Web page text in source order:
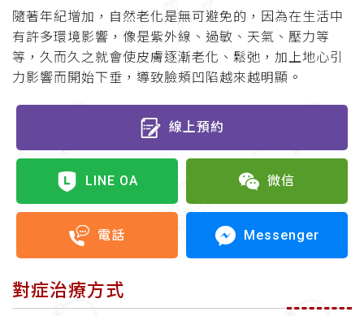
隨著年紀增加，自然老化是無可避免的，因為在生活中
有許多環境影響，像是紫外線、過敏、天氣、壓力等
等，久而久之就會使皮膚逐漸老化、鬆弛，加上地心引
力影響而開始下垂，導致臉頰凹陷越來越明顯。
線上預約
LINE OA 微信
電話 Messenger
對症治療方式